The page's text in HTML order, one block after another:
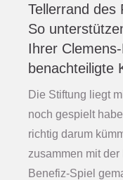
Tellerrand des
So
Ihrer
benachteiligte
Die Stiftung liegt
noch gespielt
richtig darum
zusammen mit
Benefiz-Spiel